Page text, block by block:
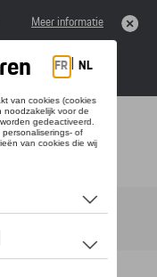
Meer informatie